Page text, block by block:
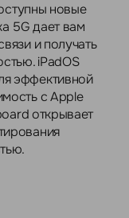
новые
5G дает вам
и получать
iPadOS
эффективной
с Apple
открывает